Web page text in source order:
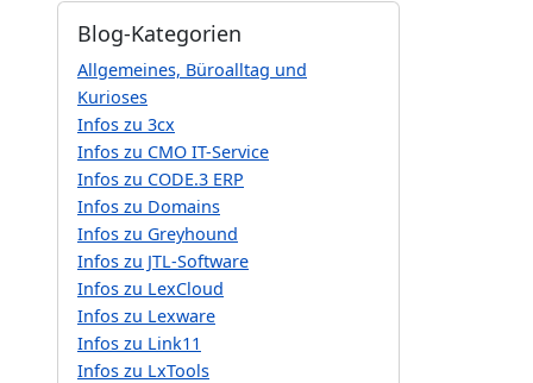
Blog-Kategorien
Allgemeines, Büroalltag und
Kurioses
Infos zu 3cx
Infos zu CMO IT-Service
Infos zu CODE.3 ERP
Infos zu Domains
Infos zu Greyhound
Infos zu JTL-Software
Infos zu LexCloud
Infos zu Lexware
Infos zu Link11
Infos zu LxTools